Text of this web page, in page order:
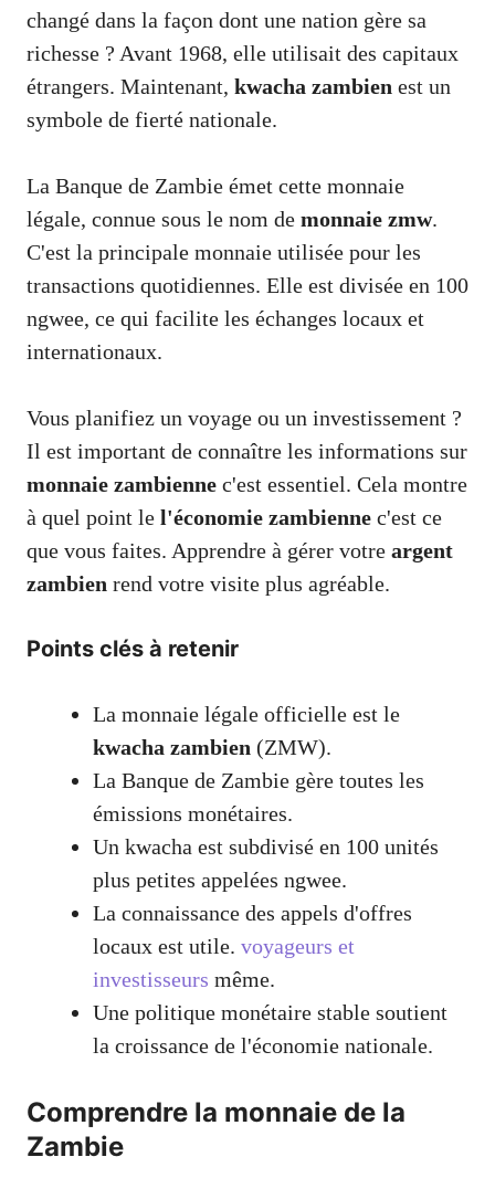
changé dans la façon dont une nation gère sa
richesse ? Avant 1968, elle utilisait des capitaux
étrangers. Maintenant, kwacha zambien est un
symbole de fierté nationale.
La Banque de Zambie émet cette monnaie
légale, connue sous le nom de monnaie zmw.
C'est la principale monnaie utilisée pour les
transactions quotidiennes. Elle est divisée en 100
ngwee, ce qui facilite les échanges locaux et
internationaux.
Vous planifiez un voyage ou un investissement ?
Il est important de connaître les informations sur
monnaie zambienne c'est essentiel. Cela montre
à quel point le l'économie zambienne c'est ce
que vous faites. Apprendre à gérer votre argent
zambien rend votre visite plus agréable.
Points clés à retenir
La monnaie légale officielle est le
kwacha zambien (ZMW).
La Banque de Zambie gère toutes les
émissions monétaires.
Un kwacha est subdivisé en 100 unités
plus petites appelées ngwee.
La connaissance des appels d'offres
locaux est utile. voyageurs et
investisseurs même.
Une politique monétaire stable soutient
la croissance de l'économie nationale.
Comprendre la monnaie de la
Zambie